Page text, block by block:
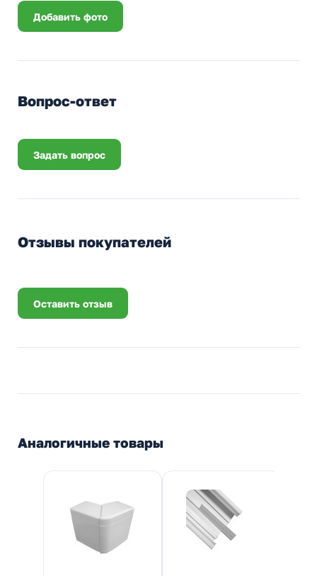
Добавить фото
Вопрос-ответ
Задать вопрос
Отзывы покупателей
Оставить отзыв
Аналогичные товары